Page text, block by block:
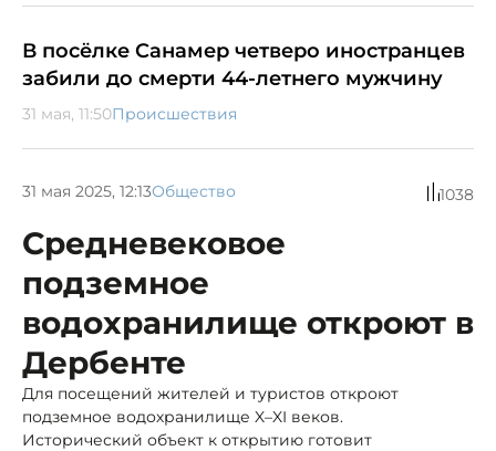
В посёлке Санамер четверо иностранцев
забили до смерти 44-летнего мужчину
31 мая, 11:50Происшествия
31 мая 2025, 12:13Общество 1038
Средневековое
подземное
водохранилище откроют в
Дербенте
Для посещений жителей и туристов откроют
подземное водохранилище X–XI веков.
Исторический объект к открытию готовит